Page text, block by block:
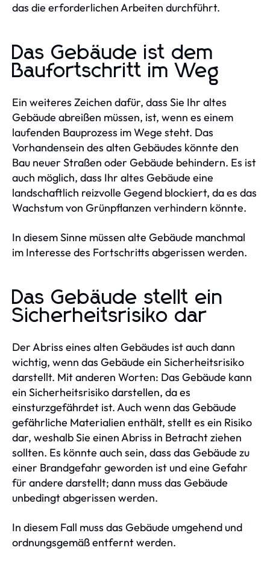
das die erforderlichen Arbeiten durchführt.
Das Gebäude ist dem
Baufortschritt im Weg
Ein weiteres Zeichen dafür, dass Sie Ihr altes
Gebäude abreißen müssen, ist, wenn es einem
laufenden Bauprozess im Wege steht. Das
Vorhandensein des alten Gebäudes könnte den
Bau neuer Straßen oder Gebäude behindern. Es ist
auch möglich, dass Ihr altes Gebäude eine
landschaftlich reizvolle Gegend blockiert, da es das
Wachstum von Grünpflanzen verhindern könnte.
In diesem Sinne müssen alte Gebäude manchmal
im Interesse des Fortschritts abgerissen werden.
Das Gebäude stellt ein
Sicherheitsrisiko dar
Der Abriss eines alten Gebäudes ist auch dann
wichtig, wenn das Gebäude ein Sicherheitsrisiko
darstellt. Mit anderen Worten: Das Gebäude kann
ein Sicherheitsrisiko darstellen, da es
einsturzgefährdet ist. Auch wenn das Gebäude
gefährliche Materialien enthält, stellt es ein Risiko
dar, weshalb Sie einen Abriss in Betracht ziehen
sollten. Es könnte auch sein, dass das Gebäude zu
einer Brandgefahr geworden ist und eine Gefahr
für andere darstellt; dann muss das Gebäude
unbedingt abgerissen werden.
In diesem Fall muss das Gebäude umgehend und
ordnungsgemäß entfernt werden.